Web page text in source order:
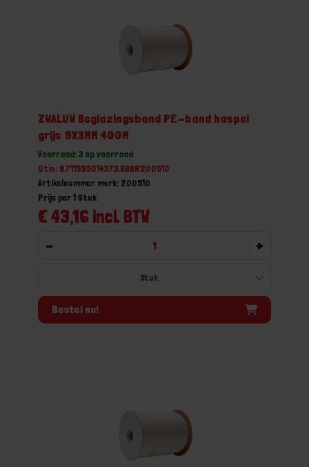
ZWALUW Beglazingsband PE-band haspel
grijs 9X3MM 400M
Voorraad: 3 op voorraad
Gtin: 8711595014373,BBBR200510
Artikelnummer merk: 200510
€ 43,16 incl. BTW
Prijs per 1 Stuk
- +
Bestel nu!